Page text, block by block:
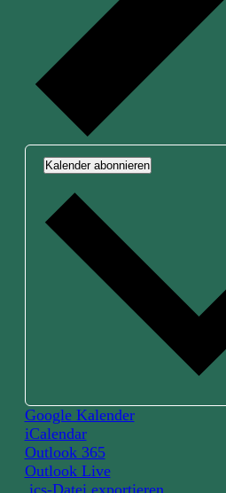
Kalender abonnieren
Google Kalender
iCalendar
Outlook 365
Outlook Live